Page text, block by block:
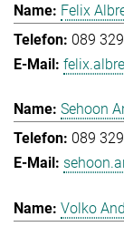
Felix
089
Sehoon
089
Volko